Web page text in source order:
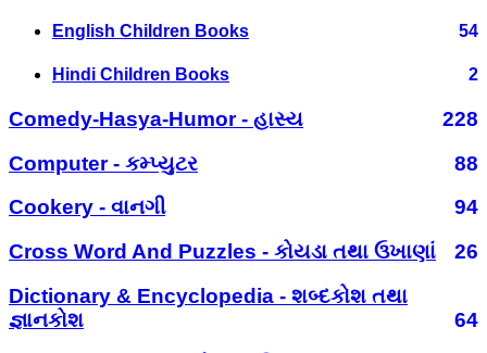
English Children Books 54
Hindi Children Books 2
Comedy-Hasya-Humor - હાસ્ય
228
Computer - કમ્પ્યુટર
88
Cookery - વાનગી
94
Cross Word And Puzzles - કોયડા તથા ઉખાણાં
26
Dictionary & Encyclopedia - શબ્દકોશ તથા
જ્ઞાનકોશ
64